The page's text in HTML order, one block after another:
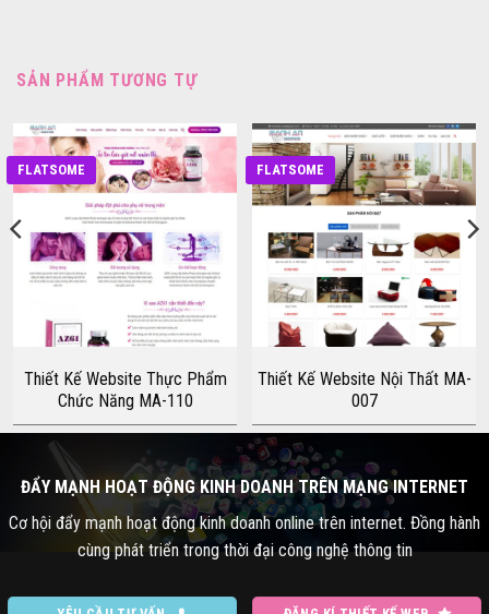
SẢN PHẨM TƯƠNG TỰ
FLATSOME
Thiết Kế Website Thực Phẩm
Chức Năng MA-110
FLATSOME
Thiết Kế Website Nội Thất MA-
007
ĐẨY MẠNH HOẠT ĐỘNG KINH DOANH TRÊN MẠNG INTERNET
Cơ hội đẩy mạnh hoạt động kinh doanh online trên internet. Đồng hành
cùng phát triển trong thời đại công nghệ thông tin